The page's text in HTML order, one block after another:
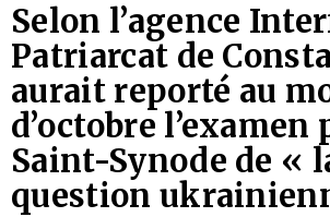
Selon l’agence
Patriarcat de
aurait reporté au
d’octobre l’examen
Saint-Synode de «
question